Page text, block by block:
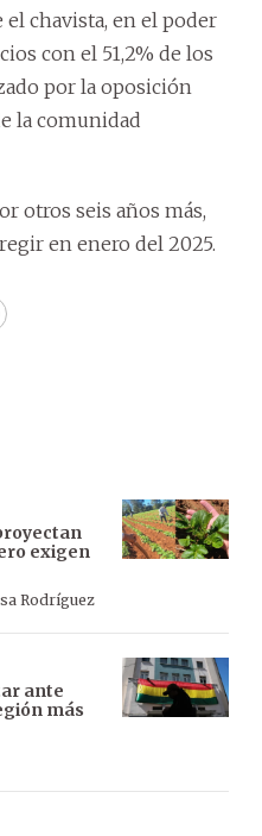
chavista, en el poder
con el 51,2% de los
por la oposición
la comunidad
otros seis años más,
en enero del 2025.
exigen
Rodríguez
ante
más